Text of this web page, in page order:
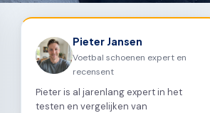
Pieter Jansen
Voetbal schoenen expert en
recensent
Pieter is al jarenlang expert in het
testen en vergelijken van